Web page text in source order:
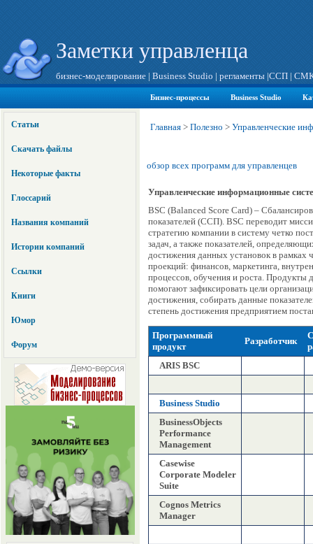
Заметки управленца
бизнес-моделирование | Business Studio | регламенты |ССП |
Бизнес-процессы Business Studio
Статьи
Скачать файлы
Некоторые факты
Глоссарий
Названия компаний
Истории компаний
Ссылки
Книги
Юмор
Форум
Главная > Полезно > Управленческие
обзор всех программ для управленцев
Управленческие информационные
BSC (Balanced Score Card) –
показателей (ССП). BSC переводит
стратегию компании в систему четко
задач, а также показателей,
достижения данных установок в рамках
проекций: финансов, маркетинга,
процессов, обучения и роста. Продукты
помогают зафиксировать цели
достижения, собирать данные
степень достижения предприятием
Программный
продукт
Разработчик
ARIS BSC
Business Studio
BusinessObjects
Performance
Management
Casewise
Corporate Modeler
Suite
Cognos Metrics
Manager